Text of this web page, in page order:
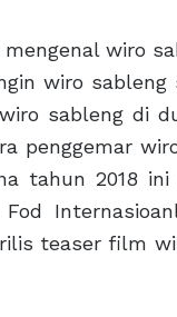
wiro
wiro sableng
sableng di
penggemar
tahun 2018 ini
teaser film